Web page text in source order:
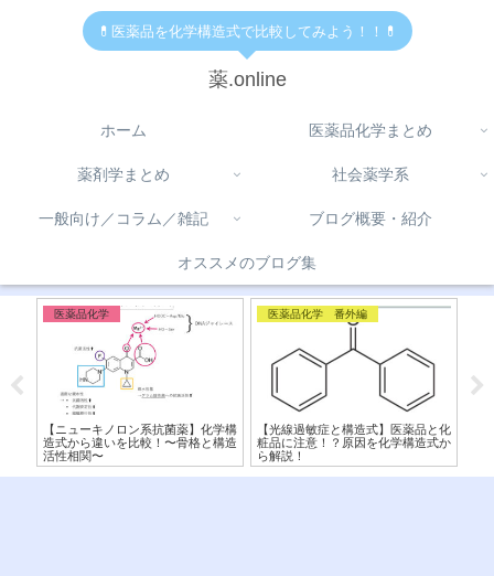
💊医薬品を化学構造式で比較してみよう！！💊
薬.online
ホーム 医薬品化学まとめ
薬剤学まとめ 社会薬学系
一般向け／コラム／雑記 ブログ概要・紹介
オススメのブログ集
医薬品化学
【ニューキノロン系抗菌薬】化学構
造式から違いを比較！〜骨格と構造
活性相関〜
医薬品化学 番外編
【光線過敏症と構造式】医薬品と化
粧品に注意！？原因を化学構造式か
ら解説！